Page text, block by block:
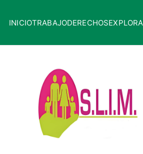
INICIOTRABAJODERECHOS